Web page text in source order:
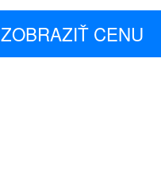
ZOBRAZIŤ CENU